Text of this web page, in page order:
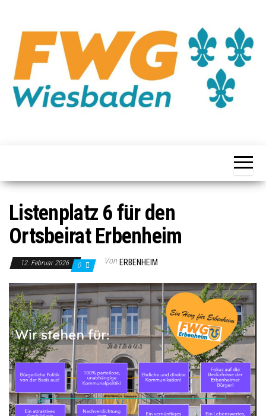
Listenplatz 6 für den
Ortsbeirat Erbenheim
12. Februar 2026 0 Von ERBENHEIM